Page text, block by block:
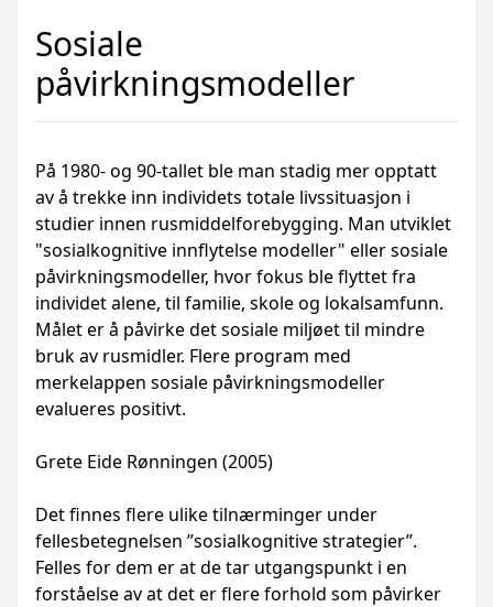
Sosiale
påvirkningsmodeller
På 1980- og 90-tallet ble man stadig mer opptatt
av å trekke inn individets totale livssituasjon i
studier innen rusmiddelforebygging. Man utviklet
"sosialkognitive innflytelse modeller" eller sosiale
påvirkningsmodeller, hvor fokus ble flyttet fra
individet alene, til familie, skole og lokalsamfunn.
Målet er å påvirke det sosiale miljøet til mindre
bruk av rusmidler. Flere program med
merkelappen sosiale påvirkningsmodeller
evalueres positivt.
Grete Eide Rønningen (2005)
Det finnes flere ulike tilnærminger under
fellesbetegnelsen ”sosialkognitive strategier”.
Felles for dem er at de tar utgangspunkt i en
forståelse av at det er flere forhold som påvirker